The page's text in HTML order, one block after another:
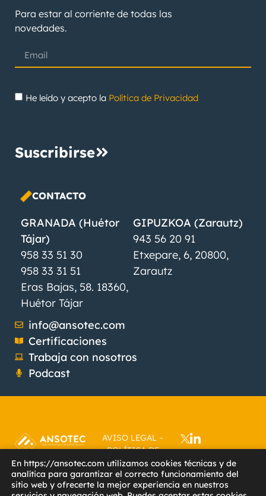
Para estar al corriente de todas las
novedades.
He leído y acepto la Política de Privacidad
Suscribirse
CONTACTO
GRANADA (Huétor
Tájar)
958 33 51 30
958 33 31 51
Eras Bajas, 58. 18360,
Huétor Tájar
GIPUZKOA (Zarautz)
943 56 20 91
Etxepare, 6, 20800,
Zarautz
info@ansotec.com
Certificaciones
Trabaja con nosotros
Podcast
AVISO LEGAL –
POLÍTICA DE
PRIVACIDAD–
POLÍTICA DE
COOKIES–
En https://ansotec.com utilizamos cookies técnicas y de
analítica para garantizar el correcto funcionamiento del
sitio web y ofrecerte la mejor experiencia en nuestros